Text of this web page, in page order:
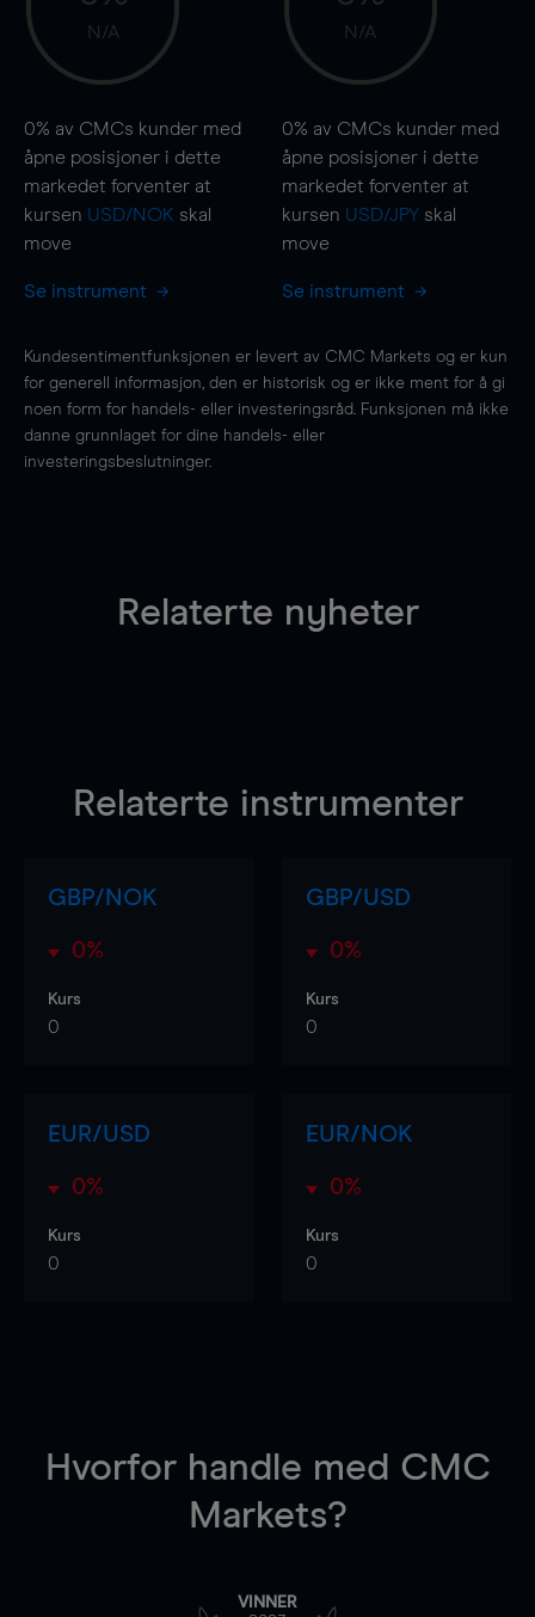
N/A
0% av CMCs kunder med
åpne posisjoner i dette
markedet forventer at
kursen USD/NOK skal
move
Se instrument
N/A
0% av CMCs kunder med
åpne posisjoner i dette
markedet forventer at
kursen USD/JPYskal
move
Se instrument
Kundesentimentfunksjonen er levert av CMC Markets og er kun
for generell informasjon, den er historisk og er ikke ment for å gi
noen form for handels- eller investeringsråd. Funksjonen må ikke
danne grunnlaget for dine handels- eller
investeringsbeslutninger.
Relaterte nyheter
Relaterte instrumenter
GBP/NOK
0%
Kurs
0
GBP/USD
0%
Kurs
0
EUR/USD
0%
Kurs
0
EUR/NOK
0%
Kurs
0
Hvorfor handle med CMC
Markets?
VINNER